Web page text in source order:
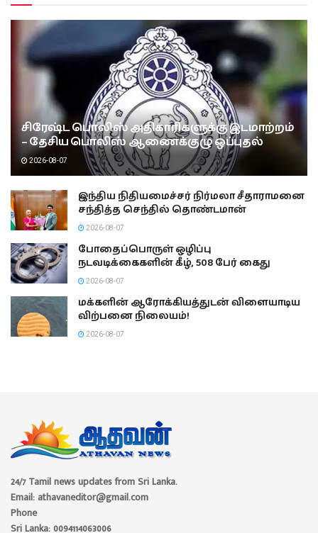
சிரேஷ்ட பொலிஸ் அதிகாரிகளுக்கு இடமாற்றம்
– தேசிய பொலிஸ் ஆணைக்குழு ஒப்புதல்
2026-08-07
இந்திய நிதியமைச்சர் நிர்மலா சீதாராமனை
சந்தித்த செந்தில் தொண்டமான்
2026-08-07
போதைப்பொருள் ஒழிப்பு
நடவடிக்கைகளின் கீழ், 508 பேர் கைது
2026-08-07
மக்களின் ஆரோக்கியத்துடன் விளையாடிய
விற்பனை நிலையம்!
2026-08-07
24/7 Tamil news updates from Sri Lanka.
Email: athavaneditor@gmail.com
Phone
Sri Lanka: 0094114063006